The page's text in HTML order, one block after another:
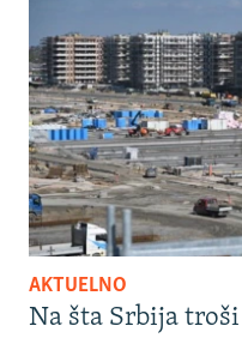
AKTUELNO
Na šta Srbija